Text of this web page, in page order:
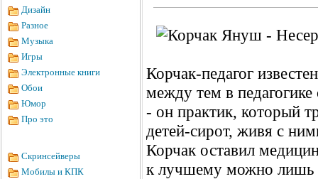
Дизайн
Разное
Музыка
Игры
Электронные книги
Обои
Юмор
Про это
Скринсейверы
Мобилы и КПК
Корчак-педагог
между тем в
- он практик, который
детей-сирот, живя с
Корчак оставил
к лучшему можно лишь